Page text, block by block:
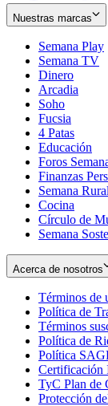
Nuestras marcas
Semana Play
Semana TV
Dinero
Arcadia
Soho
in
new
window
Fucsia
in
new
4 Patas
Educación
Foros
Finanzas
Semana Rural
Cocina
Círculo de
Semana
Acerca de nosotros
Términos de
Política de
Términos
Política de
Política
Certificación
TyC Plan de
Protección